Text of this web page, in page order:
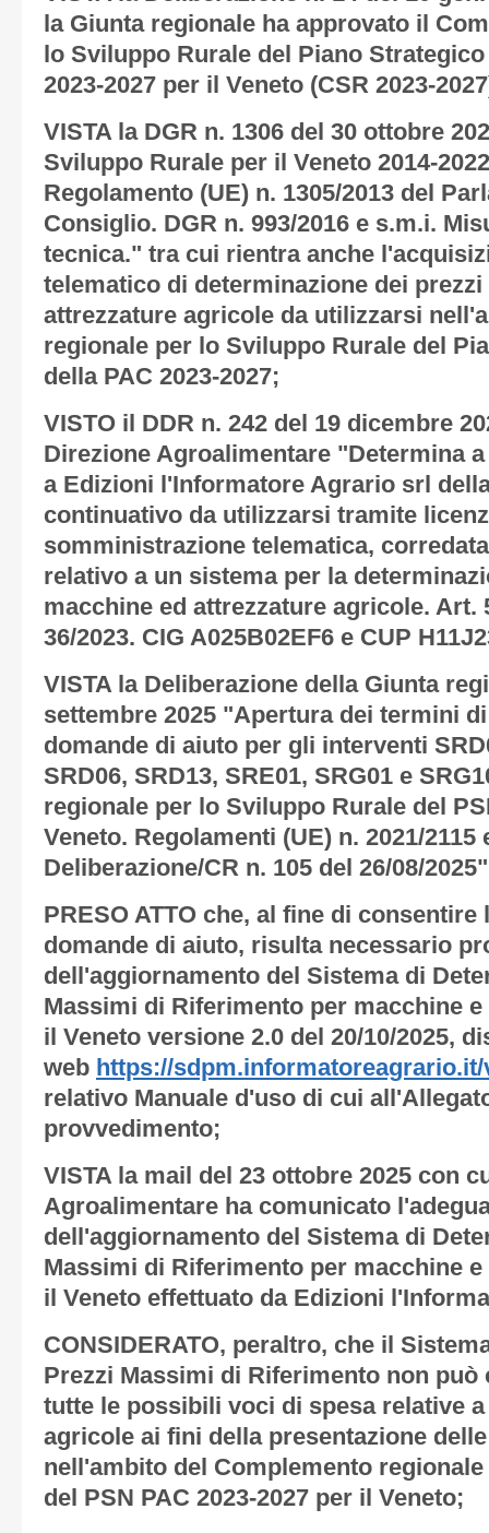
la Giunta regionale ha approvato il
lo Sviluppo Rurale del Piano
2023-2027 per il Veneto (CSR 2023-
VISTA la DGR n. 1306 del 30 ottobre
Sviluppo Rurale per il Veneto 2014-
Regolamento (UE) n. 1305/2013 del
Consiglio. DGR n. 993/2016 e s.m.i.
tecnica." tra cui rientra anche
telematico di determinazione dei
attrezzature agricole da utilizzarsi
regionale per lo Sviluppo Rurale del
della PAC 2023-2027;
VISTO il DDR n. 242 del 19 dicembre
Direzione Agroalimentare "Determina
a Edizioni l'Informatore Agrario srl
continuativo da utilizzarsi tramite
somministrazione telematica,
relativo a un sistema per la
macchine ed attrezzature agricole. Art.
36/2023. CIG A025B02EF6 e CUP
VISTA la Deliberazione della Giunta
settembre 2025 "Apertura dei termini
domande di aiuto per gli interventi
SRD06, SRD13, SRE01, SRG01 e
regionale per lo Sviluppo Rurale del
Veneto. Regolamenti (UE) n. 2021/2115
Deliberazione/CR n. 105 del 26/08/
PRESO ATTO che, al fine di
domande di aiuto, risulta necessario
dell'aggiornamento del Sistema di
Massimi di Riferimento per macchine
il Veneto versione 2.0 del 20/10/2025,
web https://sdpm.informatoreagrario.it/
relativo Manuale d'uso di cui all'
provvedimento;
VISTA la mail del 23 ottobre 2025 con
Agroalimentare ha comunicato
del l'aggiornamento del Sistema di
Massimi di Riferimento per macchine
il Veneto effettuato da Edizioni
CONSIDERATO, peraltro, che il
Prezzi Massimi di Riferimento non può
tutte le possibili voci di spesa relative
agricole ai fini della presentazione
nell'ambito del Complemento
del PSN PAC 2023-2027 per il Veneto;